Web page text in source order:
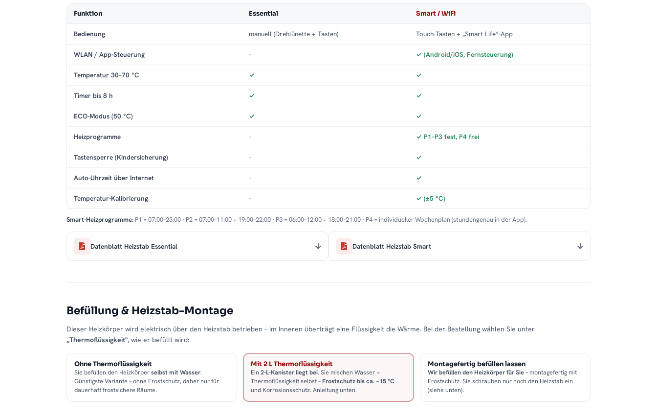
Funktion Essential Smart / WiFi
Bedienung manuell (Drehlünette + Tasten) Touch-Tasten + „Smart Life“-App
WLAN / App-Steuerung – ✓ (Android/iOS, Fernsteuerung)
Temperatur 30–70 °C ✓ ✓
Timer bis 8 h ✓ ✓
ECO-Modus (50 °C) ✓ ✓
Heizprogramme – ✓ P1–P3 fest, P4 frei
Tastensperre (Kindersicherung) – ✓
Auto-Uhrzeit über Internet – ✓
Temperatur-Kalibrierung – ✓ (±5 °C)
Smart-Heizprogramme: P1 = 07:00–23:00 · P2 = 07:00–11:00 + 19:00–22:00 · P3 = 06:00–12:00 + 18:00–21:00 · P4 = individueller Wochenplan (stundengenau in der App).
Datenblatt Heizstab Essential Datenblatt Heizstab Smart
Befüllung & Heizstab-Montage
Dieser Heizkörper wird elektrisch über den Heizstab betrieben – im Inneren überträgt eine Flüssigkeit die Wärme. Bei der Bestellung wählen Sie unter
„Thermoflüssigkeit", wie er befüllt wird:
Ohne Thermoflüssigkeit
Sie befüllen den Heizkörperselbst mit Wasser.
Günstigste Variante – ohne Frostschutz, daher nur für
dauerhaft frostsichere Räume.
Mit 2 L Thermoflüssigkeit
Ein2-L-Kanister liegt bei. Sie mischen Wasser +
Thermoflüssigkeit selbst –Frostschutz bis ca. −15 °C
und Korrosionsschutz. Anleitung unten.
Montagefertig befüllen lassen
Wir befüllen den Heizkörper für Sie– montagefertig mit
Frostschutz. Sie schrauben nur noch den Heizstab ein
(siehe unten).